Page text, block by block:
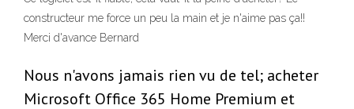
constructeur me force un peu la main et je n'aime pas ça!!
Merci d'avance Bernard
Nous n'avons jamais rien vu de tel; acheter
Microsoft Office 365 Home Premium et